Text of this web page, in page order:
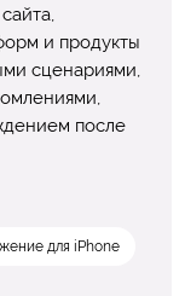
и продукты
сценариями,
после
для iPhone